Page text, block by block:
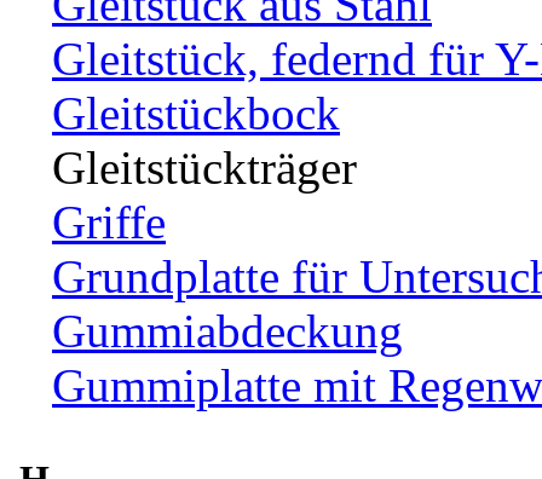
Gleitstück, federnd für
Gleitstückbock
Gleitstückträger
Griffe
Grundplatte für
Gummiabdeckung
Gummiplatte mit